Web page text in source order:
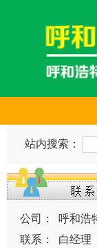
站内搜索：
公司：
呼和浩
联系：
白经理